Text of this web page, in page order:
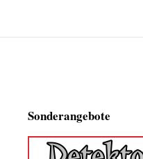
Sonderangebote